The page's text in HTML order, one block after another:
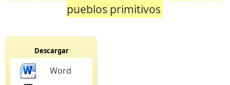
pueblos primitivos
Descargar
Word